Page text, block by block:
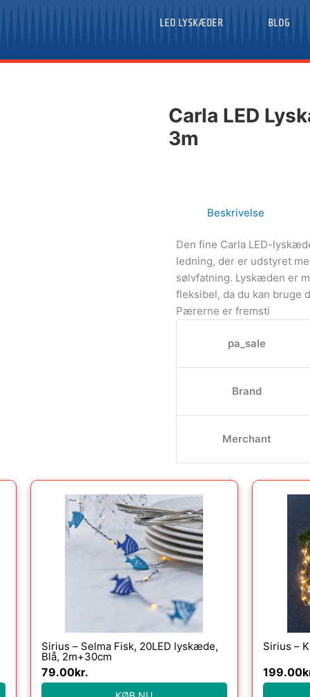
LED LYSKÆDER BLOG
Carla LED
3m
Beskrivelse
Den fine Carla LED-
ledning, der er udstyret
sølvfatning. Lyskæden er
fleksibel, da du kan bruge
Pærerne er fremsti
pa_sale
Brand
Merchant
Sirius – Selma Fisk, 20LED lyskæde,
Blå, 2m+30cm
79.00kr.
Sirius –
199.00